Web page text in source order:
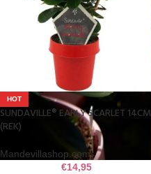
HOT
SUNDAVILLE® EARLY SCARLET 14CM
(REK)
Mandevillashop.com
€14,95